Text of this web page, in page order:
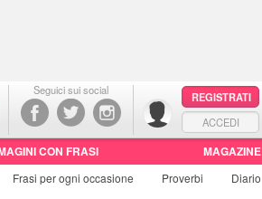
Seguici sui social
REGISTRATI
ACCEDI
CON FRASI MAGAZINE
Frasi per ogni occasione Proverbi
Diario